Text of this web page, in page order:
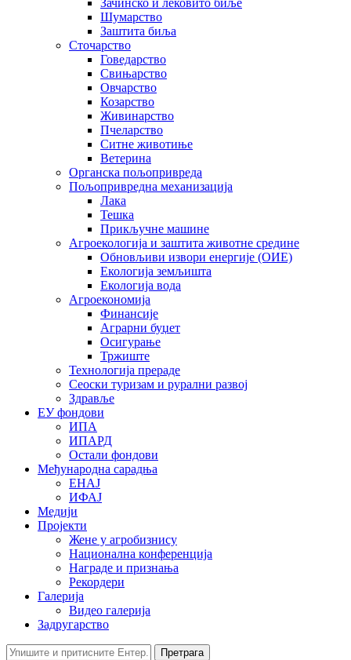
Зачинско и лековито биље
Шумарство
Заштита биља
Сточарство
Говедарство
Свињарство
Овчарство
Козарство
Живинарство
Пчеларство
Ситне животиње
Ветерина
Органска пољопривреда
Пољопривредна механизација
Лака
Тешка
Прикључне машине
Агроекологија и заштита животне средине
Обновљиви извори енергије (ОИЕ)
Екологија земљишта
Екологија вода
Агроекономија
Финансије
Аграрни буџет
Осигурање
Тржиште
Технологија прераде
Сеоски туризам и рурални развој
Здравље
ЕУ фондови
ИПА
ИПАРД
Остали фондови
Међународна сарадња
ЕНАЈ
ИФАЈ
Медији
Пројекти
Жене у агробизнису
Национална конференција
Награде и признања
Рекордери
Галерија
Видео галерија
Задругарство
Претрага